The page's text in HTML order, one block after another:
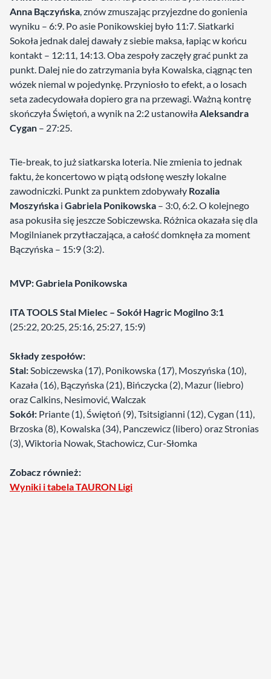
Anna Bączyńska, znów zmuszając przyjezdne do gonienia
wyniku – 6:9. Po asie Ponikowskiej było 11:7. Siatkarki
Sokoła jednak dalej dawały z siebie maksa, łapiąc w końcu
kontakt – 12:11, 14:13. Oba zespoły zaczęły grać punkt za
punkt. Dalej nie do zatrzymania była Kowalska, ciągnąc ten
wózek niemal w pojedynkę. Przyniosło to efekt, a o losach
seta zadecydowała dopiero gra na przewagi. Ważną kontrę
skończyła Świętoń, a wynik na 2:2 ustanowiłaAleksandra
Cygan – 27:25.
Tie-break, to już siatkarska loteria. Nie zmienia to jednak
faktu, że koncertowo w piątą odsłonę weszły lokalne
zawodniczki. Punkt za punktem zdobywały Rozalia
Moszyńska i Gabriela Ponikowska – 3:0, 6:2. O kolejnego
asa pokusiła się jeszcze Sobiczewska. Różnica okazała się dla
Mogilnianek przytłaczająca, a całość domknęła za moment
Bączyńska – 15:9 (3:2).
MVP: Gabriela Ponikowska
ITA TOOLS Stal Mielec – Sokół Hagric Mogilno 3:1
(25:22, 20:25, 25:16, 25:27, 15:9)
Składy zespołów:
Stal:Sobiczewska (17), Ponikowska (17), Moszyńska (10),
Kazała (16), Bączyńska (21), Bińczycka (2), Mazur (liebro)
oraz Calkins, Nesimović, Walczak
Sokół: Priante (1), Świętoń (9), Tsitsigianni (12), Cygan (11),
Brzoska (8), Kowalska (34), Panczewicz (libero) oraz Stronias
(3), Wiktoria Nowak, Stachowicz, Cur-Słomka
Zobacz również:
Wyniki i tabela TAURON Ligi